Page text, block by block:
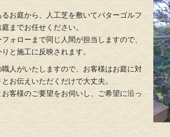
お庭から、人工芝を敷いてパターゴルフ
までお任せください。
ォローまで同じ人間が担当しますので、
と施工に反映されます。
人がいたしますので、お客様はお庭に対
お伝えいただくだけで大丈夫。
客様のご要望をお伺いし、ご希望に沿っ